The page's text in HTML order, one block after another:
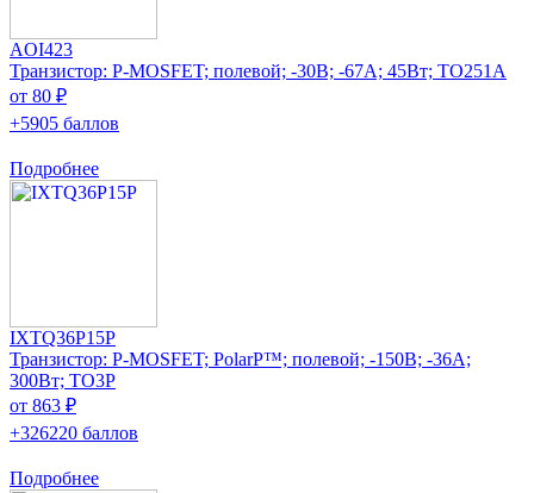
AOI423
Транзистор: P-MOSFET; полевой; -30В; -67А; 45Вт; TO251A
от 80 ₽
+5905 баллов
Подробнее
IXTQ36P15P
Транзистор: P-MOSFET; PolarP™; полевой; -150В; -36А;
300Вт; TO3P
от 863 ₽
+326220 баллов
Подробнее